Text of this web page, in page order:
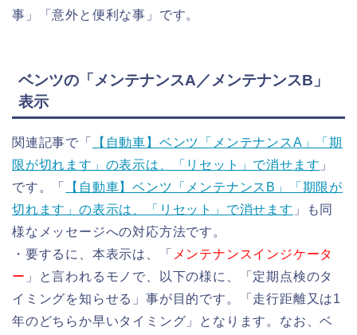
事」「意外と便利な事」です。
ベンツの「メンテナンスA／メンテナンスB」
表示
関連記事で「
【自動車】ベンツ「メンテナンスA」「期
限が切れます」の表示は、「リセット」で消せます 」
です。「
【自動車】ベンツ「メンテナンスB」「期限が
切れます」の表示は、「リセット」で消せます 」も同
様なメッセージへの対応方法です。
・要するに、本表示は、「
メンテナンスインジケータ
ー 」と言われるモノで、以下の様に、「定期点検のタ
イミングを知らせる」事が目的です。「走行距離又は1
年のどちらか早いタイミング」となります。なお、ベ